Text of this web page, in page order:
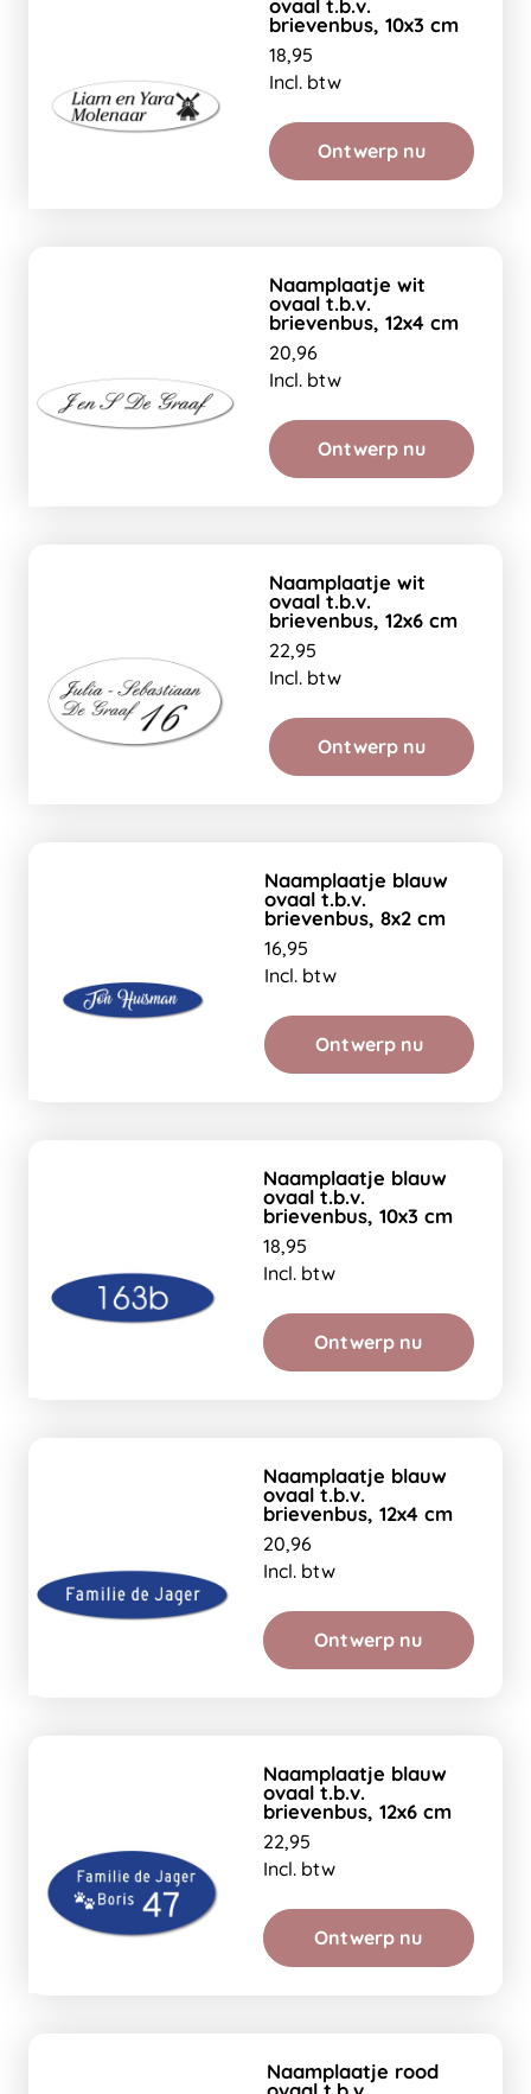
ovaal t.b.v.
brievenbus, 10x3 cm
18,95
Incl. btw
Ontwerp nu
Naamplaatje wit
ovaal t.b.v.
brievenbus, 12x4 cm
20,96
Incl. btw
Ontwerp nu
Naamplaatje wit
ovaal t.b.v.
brievenbus, 12x6 cm
22,95
Incl. btw
Ontwerp nu
Naamplaatje blauw
ovaal t.b.v.
brievenbus, 8x2 cm
16,95
Incl. btw
Ontwerp nu
Naamplaatje blauw
ovaal t.b.v.
brievenbus, 10x3 cm
18,95
Incl. btw
Ontwerp nu
Naamplaatje blauw
ovaal t.b.v.
brievenbus, 12x4 cm
20,96
Incl. btw
Ontwerp nu
Naamplaatje blauw
ovaal t.b.v.
brievenbus, 12x6 cm
22,95
Incl. btw
Ontwerp nu
Naamplaatje rood